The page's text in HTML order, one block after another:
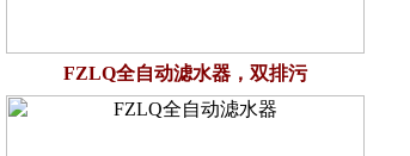
FZLQ全自动滤水器，双排污